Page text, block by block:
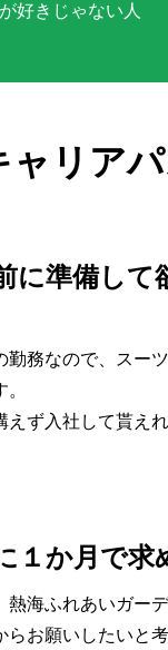
好きじゃない人
ャリア
に準備して
勤務なので、スー
えず入社して貰え
１か月で求
熱海ふれあいガー
らお願いしたいと考